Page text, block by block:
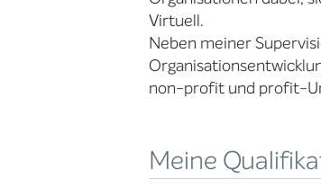
Virtuell.
Neben meiner
non-profit und profit-
Meine